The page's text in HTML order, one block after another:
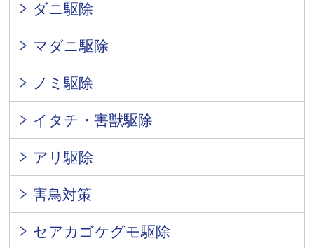
ダニ駆除
マダニ駆除
ノミ駆除
イタチ・害獣駆除
アリ駆除
害鳥対策
セアカゴケグモ駆除